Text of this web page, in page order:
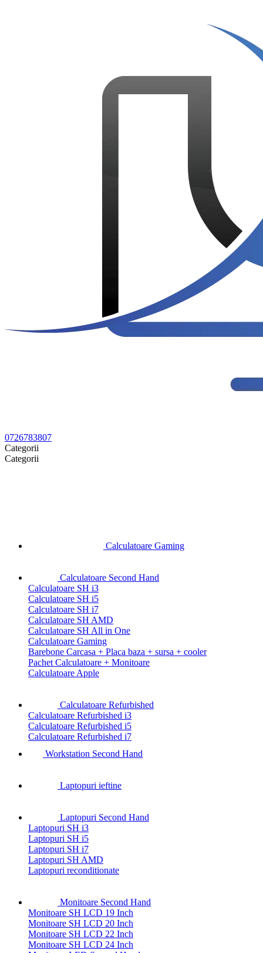
0726783807
Categorii
Categorii
Calculatoare Gaming
Calculatoare Second Hand
Calculatoare SH i3
Calculatoare SH i5
Calculatoare SH i7
Calculatoare SH AMD
Calculatoare SH All in One
Calculatoare Gaming
Barebone Carcasa + Placa baza + sursa + cooler
Pachet Calculatoare + Monitoare
Calculatoare Apple
Calculatoare Refurbished
Calculatoare Refurbished i3
Calculatoare Refurbished i5
Calculatoare Refurbished i7
Workstation Second Hand
Laptopuri ieftine
Laptopuri Second Hand
Laptopuri SH i3
Laptopuri SH i5
Laptopuri SH i7
Laptopuri SH AMD
Laptopuri reconditionate
Monitoare Second Hand
Monitoare SH LCD 19 Inch
Monitoare SH LCD 20 Inch
Monitoare SH LCD 22 Inch
Monitoare SH LCD 24 Inch